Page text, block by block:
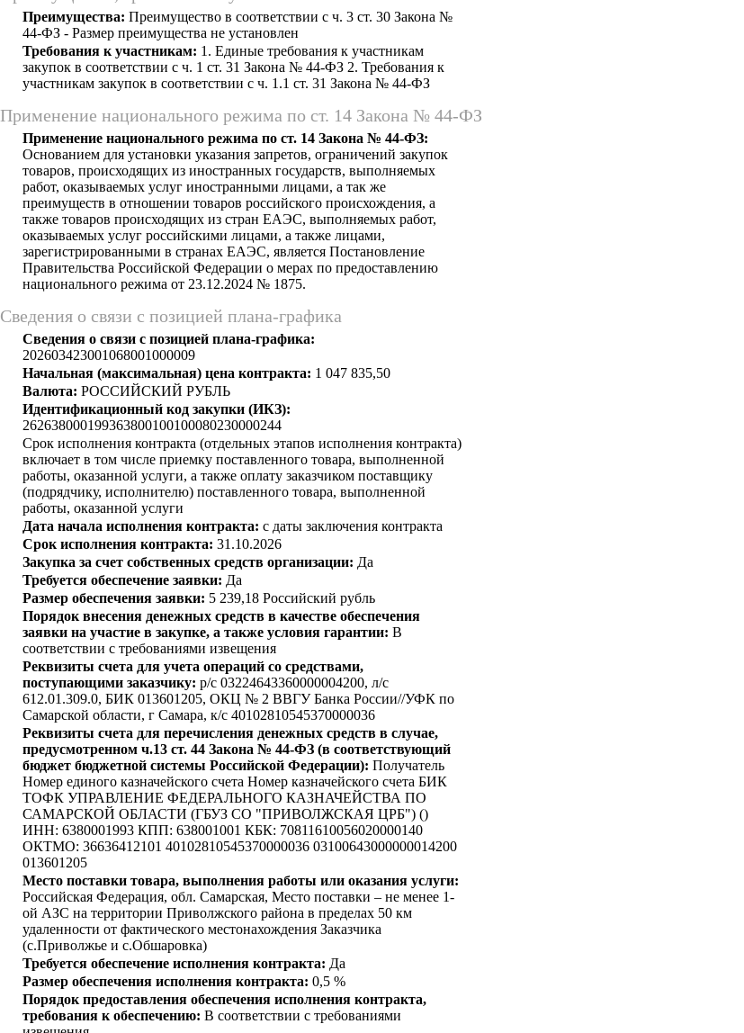
Преимущества: Преимущество в соответствии с ч. 3 ст. 30 Закона №
44-ФЗ - Размер преимущества не установлен
Требования к участникам: 1. Единые требования к участникам
закупок в соответствии с ч. 1 ст. 31 Закона № 44-ФЗ 2. Требования к
участникам закупок в соответствии с ч. 1.1 ст. 31 Закона № 44-ФЗ
Применение национального режима по ст. 14 Закона № 44-ФЗ
Применение национального режима по ст. 14 Закона № 44-ФЗ:
Основанием для установки указания запретов, ограничений закупок
товаров, происходящих из иностранных государств, выполняемых
работ, оказываемых услуг иностранными лицами, а так же
преимуществ в отношении товаров российского происхождения, а
также товаров происходящих из стран ЕАЭС, выполняемых работ,
оказываемых услуг российскими лицами, а также лицами,
зарегистрированными в странах ЕАЭС, является Постановление
Правительства Российской Федерации о мерах по предоставлению
национального режима от 23.12.2024 № 1875.
Сведения о связи с позицией плана-графика
Сведения о связи с позицией плана-графика:
202603423001068001000009
Начальная (максимальная) цена контракта: 1 047 835,50
Валюта: РОССИЙСКИЙ РУБЛЬ
Идентификационный код закупки (ИКЗ):
262638000199363800100100080230000244
Срок исполнения контракта (отдельных этапов исполнения контракта)
включает в том числе приемку поставленного товара, выполненной
работы, оказанной услуги, а также оплату заказчиком поставщику
(подрядчику, исполнителю) поставленного товара, выполненной
работы, оказанной услуги
Дата начала исполнения контракта: с даты заключения контракта
Срок исполнения контракта: 31.10.2026
Закупка за счет собственных средств организации: Да
Требуется обеспечение заявки: Да
Размер обеспечения заявки: 5 239,18 Российский рубль
Порядок внесения денежных средств в качестве обеспечения
заявки на участие в закупке, а также условия гарантии: В
соответствии с требованиями извещения
Реквизиты счета для учета операций со средствами,
поступающими заказчику: p/c 03224643360000004200, л/c
612.01.309.0, БИК 013601205, ОКЦ № 2 ВВГУ Банка России//УФК по
Самарской области, г Самара, к/c 40102810545370000036
Реквизиты счета для перечисления денежных средств в случае,
предусмотренном ч.13 ст. 44 Закона № 44-ФЗ (в соответствующий
бюджет бюджетной системы Российской Федерации): Получатель
Номер единого казначейского счета Номер казначейского счета БИК
ТОФК УПРАВЛЕНИЕ ФЕДЕРАЛЬНОГО КАЗНАЧЕЙСТВА ПО
САМАРСКОЙ ОБЛАСТИ (ГБУЗ СО "ПРИВОЛЖСКАЯ ЦРБ") ()
ИНН: 6380001993 КПП: 638001001 КБК: 70811610056020000140
ОКТМО: 36636412101 40102810545370000036 03100643000000014200
013601205
Место поставки товара, выполнения работы или оказания услуги:
Российская Федерация, обл. Самарская, Место поставки – не менее 1-
ой АЗС на территории Приволжского района в пределах 50 км
удаленности от фактического местонахождения Заказчика
(с.Приволжье и с.Обшаровка)
Требуется обеспечение исполнения контракта: Да
Размер обеспечения исполнения контракта: 0,5 %
Порядок предоставления обеспечения исполнения контракта,
требования к обеспечению: В соответствии с требованиями